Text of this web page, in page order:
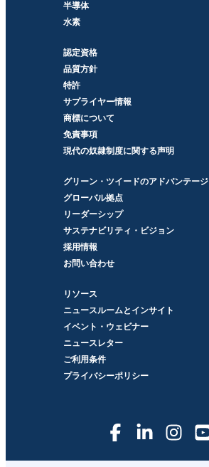
半導体
水素
認定資格
品質方針
特許
サプライヤー情報
商標について
免責事項
現代の奴隷制度に関する声明
グリーン・ツイードのアドバンテージ
グローバル拠点
リーダーシップ
サステナビリティ・ビジョン
採用情報
お問い合わせ
リソース
ニュースルームとインサイト
イベント・ウェビナー
ニュースレター
ご利用条件
プライバシーポリシー